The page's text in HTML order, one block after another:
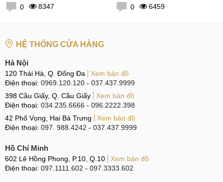
0
8347
0
6459
HỆ THỐNG CỬA HÀNG
Hà Nội
120 Thái Hà, Q. Đống Đa
Xem bản đồ
Điện thoại: 0969.120.120 - 037.437.9999
398 Cầu Giấy, Q. Cầu Giấy
Xem bản đồ
Điện thoại: 034.235.6666 - 096.2222.398
42 Phố Vọng, Hai Bà Trưng
Xem bản đồ
Điện thoại: 097. 988.4242 - 037.437.9999
Hồ Chí Minh
602 Lê Hồng Phong, P.10, Q.10
Xem bản đồ
Điện thoại: 097.1111.602 - 097.3333.602